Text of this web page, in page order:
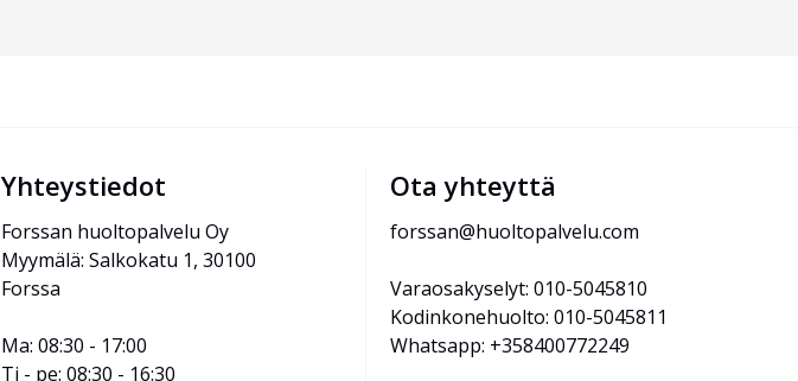
Yhteystiedot
Forssan huoltopalvelu Oy
Myymälä: Salkokatu 1, 30100
Forssa
Ma: 08:30 - 17:00
Ti - pe: 08:30 - 16:30
Ota yhteyttä
forssan@huoltopalvelu.com
Varaosakyselyt: 010-5045810
Kodinkonehuolto: 010-5045811
Whatsapp: +358400772249